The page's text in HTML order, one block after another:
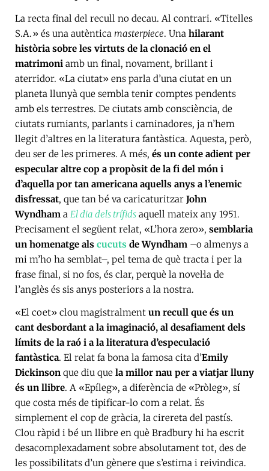
La recta final del recull no decau. Al contrari. «Titelles
S.A.» és una autèntica masterpiece. Una hilarant
història sobre les virtuts de la clonació en el
matrimoni amb un final, novament, brillant i
aterridor. «La ciutat» ens parla d’una ciutat en un
planeta llunyà que sembla tenir comptes pendents
amb els terrestres. De ciutats amb consciència, de
ciutats rumiants, parlants i caminadores, ja n’hem
llegit d’altres en la literatura fantàstica. Aquesta, però,
deu ser de les primeres. A més, és un conte adient per
especular altre cop a propòsit de la fi del món i
d’aquella por tan americana aquells anys a l’enemic
disfressat, que tan bé va caricaturitzar John
Wyndham a El dia dels trífids aquell mateix any 1951.
Precisament el següent relat, «L’hora zero», semblaria
un homenatge als cucuts de Wyndham –o almenys a
mi m’ho ha semblat–, pel tema de què tracta i per la
frase final, si no fos, és clar, perquè la novel·la de
l’anglès és sis anys posteriors a la nostra.
«El coet» clou magistralment un recull que és un
cant desbordant a la imaginació, al desafiament dels
límits de la raó i a la literatura d’especulació
fantàstica. El relat fa bona la famosa cita d’Emily
Dickinson que diu que la millor nau per a viatjar lluny
és un llibre. A «Epíleg», a diferència de «Pròleg», sí
que costa més de tipificar-lo com a relat. És
simplement el cop de gràcia, la cirereta del pastís.
Clou ràpid i bé un llibre en què Bradbury hi ha escrit
desacomplexadament sobre absolutament tot, des de
les possibilitats d’un gènere que s’estima i reivindica.